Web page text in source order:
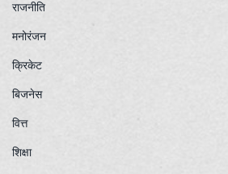
राजनीति
मनोरंजन
क्रिकेट
बिजनेस
वित्त
शिक्षा